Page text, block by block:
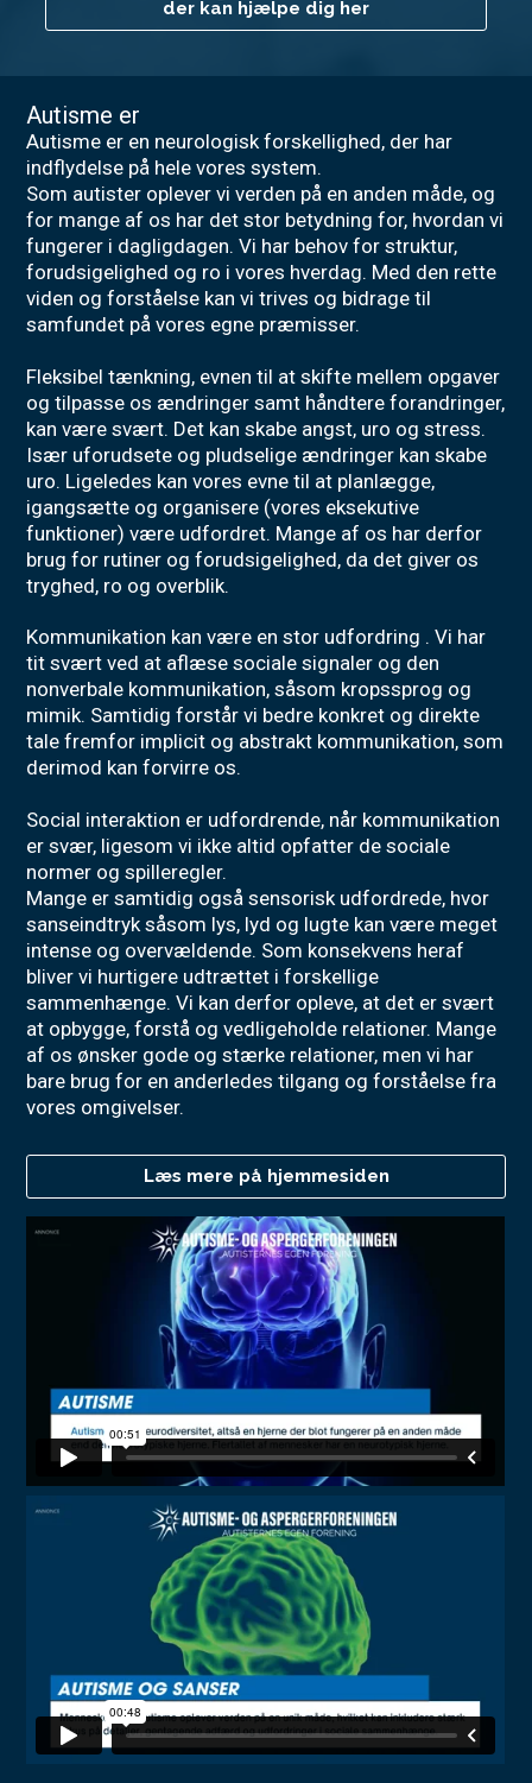
der kan hjælpe dig her
Autisme er
Autisme er en neurologisk forskellighed, der har
indflydelse på hele vores system.
Som autister oplever vi verden på en anden måde, og
for mange af os har det stor betydning for, hvordan vi
fungerer i dagligdagen. Vi har behov for struktur,
forudsigelighed og ro i vores hverdag. Med den rette
viden og forståelse kan vi trives og bidrage til
samfundet på vores egne præmisser.
Fleksibel tænkning, evnen til at skifte mellem opgaver
og tilpasse os ændringer samt håndtere forandringer,
kan være svært. Det kan skabe angst, uro og stress.
Især uforudsete og pludselige ændringer kan skabe
uro. Ligeledes kan vores evne til at planlægge,
igangsætte og organisere (vores eksekutive
funktioner) være udfordret. Mange af os har derfor
brug for rutiner og forudsigelighed, da det giver os
tryghed, ro og overblik.
Kommunikation kan være en stor udfordring . Vi har
tit svært ved at aflæse sociale signaler og den
nonverbale kommunikation, såsom kropssprog og
mimik. Samtidig forstår vi bedre konkret og direkte
tale fremfor implicit og abstrakt kommunikation, som
derimod kan forvirre os.
Social interaktion er udfordrende, når kommunikation
er svær, ligesom vi ikke altid opfatter de sociale
normer og spilleregler.
Mange er samtidig også sensorisk udfordrede, hvor
sanseindtryk såsom lys, lyd og lugte kan være meget
intense og overvældende. Som konsekvens heraf
bliver vi hurtigere udtrættet i forskellige
sammenhænge. Vi kan derfor opleve, at det er svært
at opbygge, forstå og vedligeholde relationer. Mange
af os ønsker gode og stærke relationer, men vi har
bare brug for en anderledes tilgang og forståelse fra
vores omgivelser.
Læs mere på hjemmesiden